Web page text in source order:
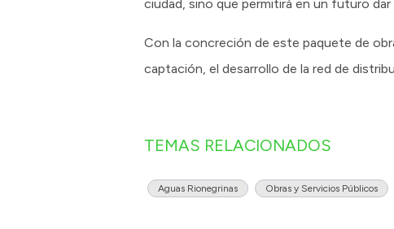
ciudad, sino que permitirá en un futuro
Con la concreción de este paquete de
captación, el desarrollo de la red de
TEMAS RELACIONADOS
Aguas Rionegrinas Obras y Servicios Públicos